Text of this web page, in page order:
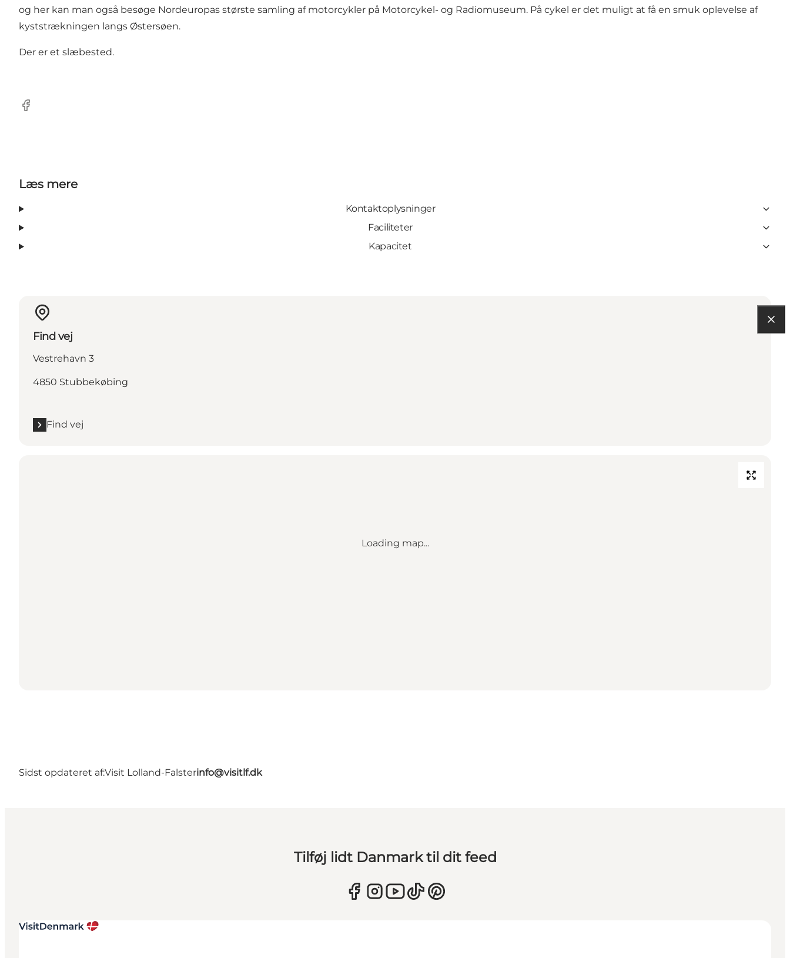
og her kan man også besøge Nordeuropas største samling af motorcykler på Motorcykel- og Radiomuseum. På cykel er det muligt at få en smuk oplevelse af
kyststrækningen langs Østersøen.
Der er et slæbested.
Facebook
Læs mere
Kontaktoplysninger
Faciliteter
Kapacitet
Find vej
Vestrehavn 3
4850 Stubbekøbing
Find vej
Loading map...
Sidst opdateret af:Visit Lolland-Falsterinfo@visitlf.dk
Tilføj lidt Danmark til dit feed